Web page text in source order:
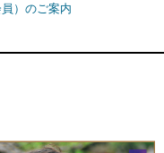
）のご案内